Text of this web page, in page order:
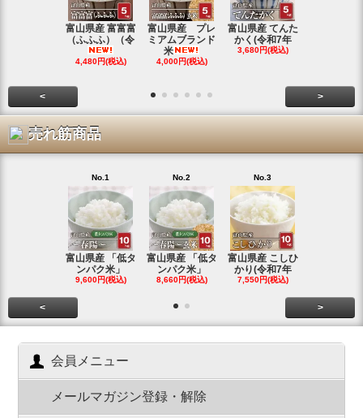
富山県産 富富富
（ふふふ）（令
4,480円(税込)
富山県産 プレ
ミアムブランド
米
4,000円(税込)
富山県産 てんた
かく(令和7年
3,680円(税込)
< >
売れ筋商品
No.1
富山県産 「低タ
ンパク米」
9,600円(税込)
No.2
富山県産 「低タ
ンパク米」
8,660円(税込)
No.3
富山県産 こしひ
かり(令和7年
7,550円(税込)
< >
会員メニュー
メールマガジン登録・解除